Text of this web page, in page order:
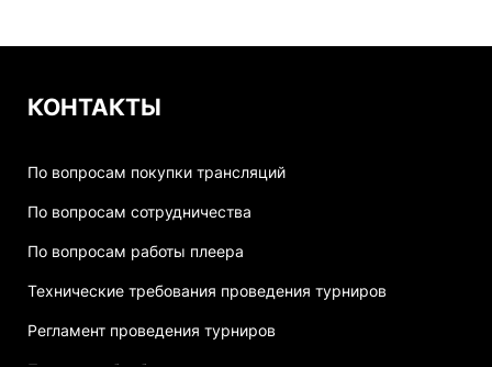
КОНТАКТЫ
По вопросам покупки трансляций
По вопросам сотрудничества
По вопросам работы плеера
Технические требования проведения турниров
Регламент проведения турниров